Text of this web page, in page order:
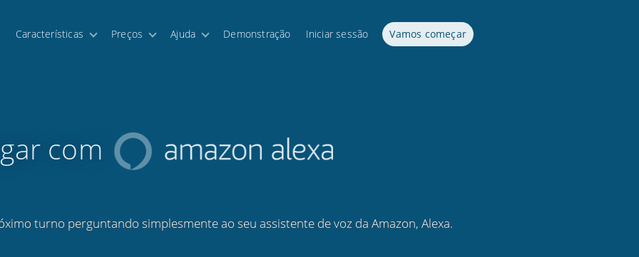
Características Preços Ajuda Demonstração Iniciar sessão Vamos começar
com
turno perguntando simplesmente ao seu assistente de voz da Amazon, Alexa.